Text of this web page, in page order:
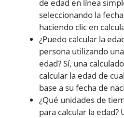
de edad en línea
seleccionando la
haciendo clic en
¿Puedo calcular la
persona utilizando
edad? Sí, una
calcular la edad de
base a su fecha de
¿Qué unidades de
para calcular la edad?